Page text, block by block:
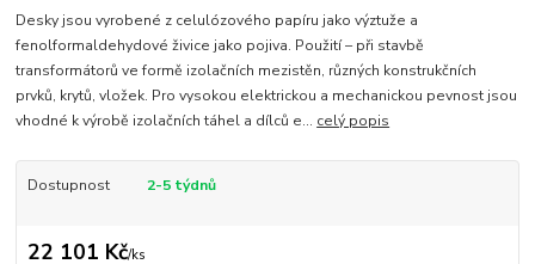
Desky jsou vyrobené z celulózového papíru jako výztuže a
fenolformaldehydové živice jako pojiva. Použití – při stavbě
transformátorů ve formě izolačních mezistěn, různých konstrukčních
prvků, krytů, vložek. Pro vysokou elektrickou a mechanickou pevnost jsou
vhodné k výrobě izolačních táhel a dílců e... celý popis
Dostupnost 2-5 týdnů
22 101 Kč/ks